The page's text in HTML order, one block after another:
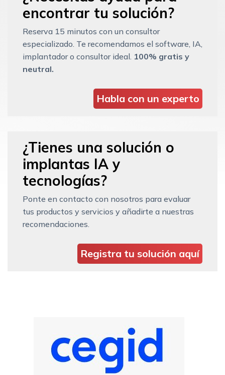
encontrar tu solución?
Reserva 15 minutos con un consultor
especializado. Te recomendamos el software, IA,
implantador o consultor ideal. 100% gratis y
neutral.
Habla con un experto
¿Tienes una solución o
implantas IA y
tecnologías?
Ponte en contacto con nosotros para evaluar
tus productos y servicios y añadirte a nuestras
recomendaciones.
Registra tu solución aquí